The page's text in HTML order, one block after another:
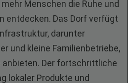
Menschen die Ruhe und
entdecken. Das Dorf verfügt
darunter
und kleine Familienbetriebe,
anbieten. Der fortschrittliche
lokaler Produkte und